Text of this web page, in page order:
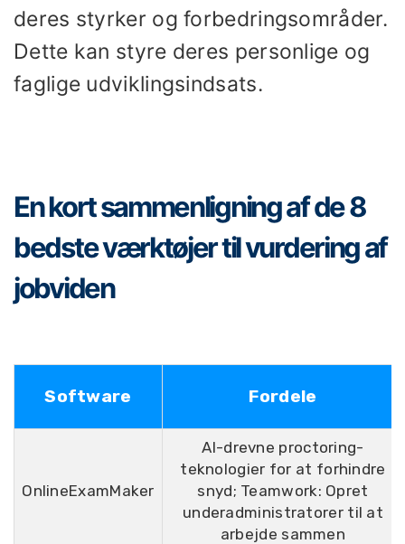
deres styrker og forbedringsområder.
Dette kan styre deres personlige og
faglige udviklingsindsats.
En kort sammenligning af de 8
bedste værktøjer til vurdering af
jobviden
Software Fordele
OnlineExamMaker
AI-drevne proctoring-
teknologier for at forhindre
snyd; Teamwork: Opret
underadministratorer til at
arbejde sammen